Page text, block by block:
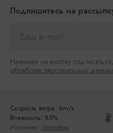
Подпишитесь на
Нажимая на кнопку
обработке персональных
Скорость ветра: 4m/s
Влажность: 85%
Источник: Gismeteo